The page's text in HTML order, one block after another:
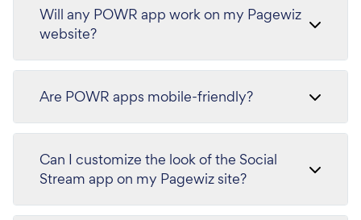
Will any POWR app work on my Pagewiz
website?
Are POWR apps mobile-friendly?
Can I customize the look of the Social
Stream app on my Pagewiz site?